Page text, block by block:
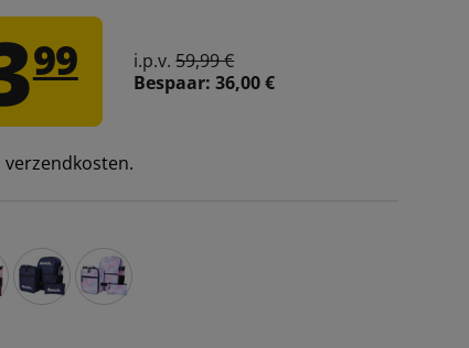
99 i.p.v.59,99 €
Bespaar:36,00 €
verzendkosten.